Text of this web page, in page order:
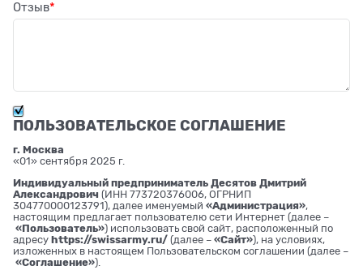
Отзыв
ПОЛЬЗОВАТЕЛЬСКОЕ СОГЛАШЕНИЕ
г. Москва
«01» сентября 2025 г.
Индивидуальный предприниматель Десятов Дмитрий
Александрович (ИНН 773720376006, ОГРНИП
304770000123791), далее именуемый «Администрация»,
настоящим предлагает пользователю сети Интернет (далее –
«Пользователь») использовать свой сайт, расположенный по
адресу https://swissarmy.ru/ (далее – «Сайт»), на условиях,
изложенных в настоящем Пользовательском соглашении (далее –
«Соглашение»).